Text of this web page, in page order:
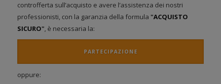
controfferta sull’acquisto e avere l’assistenza dei nostri
professionisti, con la garanzia della formula "ACQUISTO
SICURO", è necessaria la:
PARTECIPAZIONE
oppure: